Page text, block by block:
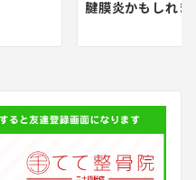
腱膜炎かもしれま